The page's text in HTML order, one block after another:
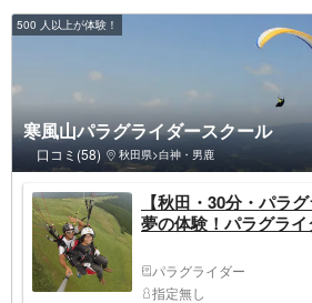
500 人以上が体験！
寒風山パラグライダースクール
口コミ(58) 秋田県>白神・男鹿
【秋田・30分・パラ
夢の体験！パラグラ
パラグライダー
指定無し